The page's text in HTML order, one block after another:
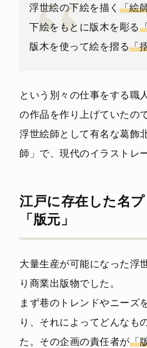
浮世絵の下絵を描く 「絵
下絵をもとに版木を彫る
版木を使って絵を摺る「
という別々の仕事をする職
の作品を作り上げていたの
浮世絵師として有名な葛飾
師」で、現代のイラストレ
江戸に存在した名
「版元」
大量生産が可能になった浮
り商業出版物でした。
まず巷のトレンドやニーズ
り、それによってどんなも
た。その企画の責任者が「